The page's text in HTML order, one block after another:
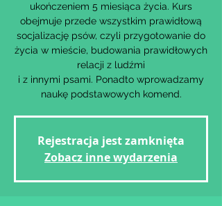
ukończeniem 5 miesiąca życia. Kurs
obejmuje przede wszystkim prawidłową
socjalizację psów, czyli przygotowanie do
życia w mieście, budowania prawidłowych
relacji z ludźmi
i z innymi psami. Ponadto wprowadzamy
naukę podstawowych komend.
Rejestracja jest zamknięta
Zobacz inne wydarzenia